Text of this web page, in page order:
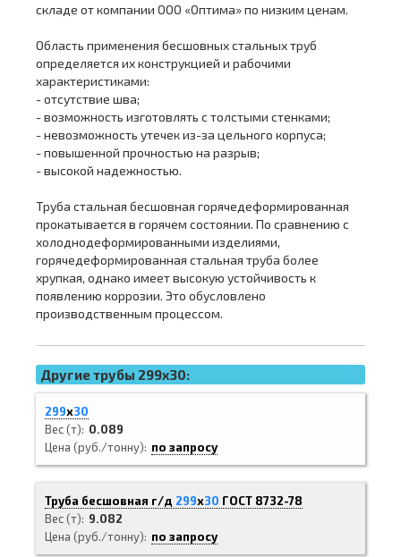
складе от компании ООО «Оптима» по низким ценам.
Область применения бесшовных стальных труб
определяется их конструкцией и рабочими
характеристиками:
- отсутствие шва;
- возможность изготовлять с толстыми стенками;
- невозможность утечек из-за цельного корпуса;
- повышенной прочностью на разрыв;
- высокой надежностью.
Труба стальная бесшовная горячедеформированная
прокатывается в горячем состоянии. По сравнению с
холоднодеформированными изделиями,
горячедеформированная стальная труба более
хрупкая, однако имеет высокую устойчивость к
появлению коррозии. Это обусловлено
производственным процессом.
Другие трубы 299x30:
299х30
Вес (т)
0.089
Цена (руб./тонну)
по запросу
Труба бесшовная г/д 299х30 ГОСТ 8732-78
Вес (т)
9.082
Цена (руб./тонну)
по запросу